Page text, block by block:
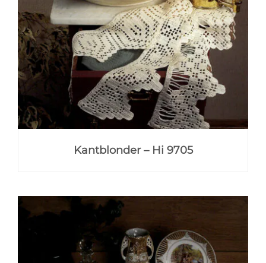
Kantblonder – Hi 9705